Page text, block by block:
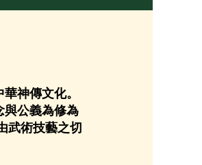
神傳文化。
與公義為修為
武術技藝之切